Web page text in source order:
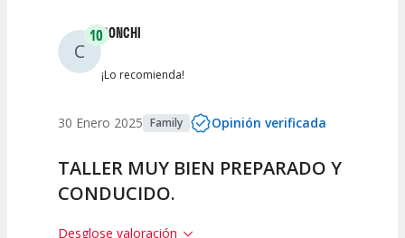
C
10CONCHI
¡Lo recomienda!
30 Enero 2025 Family Opinión verificada
TALLER MUY BIEN PREPARADO Y
CONDUCIDO.
Desglose valoración